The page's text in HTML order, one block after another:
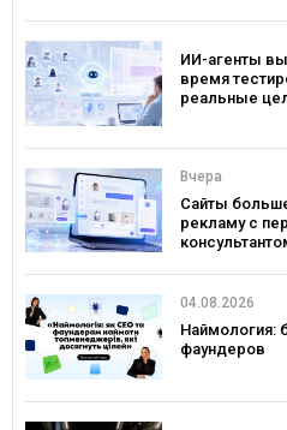
ИИ-агенты
время
реальные
Вчера
Сайты
рекламу с
04.08.2026
Наймология:
фаундеров